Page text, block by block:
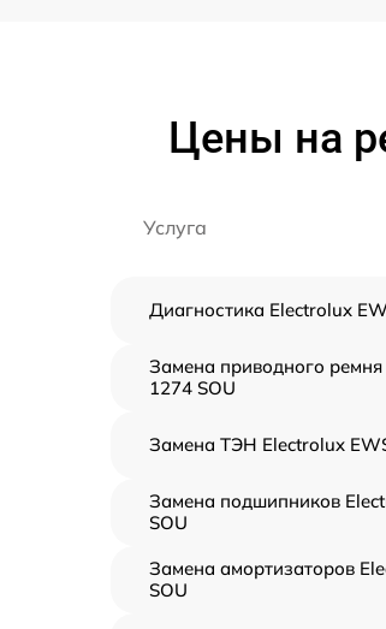
Цены на
Услуга
Диагностика Electrolux
Замена приводного
1274 SOU
Замена ТЭН Electrolux
Замена подшипников
SOU
Замена амортизаторов
SOU